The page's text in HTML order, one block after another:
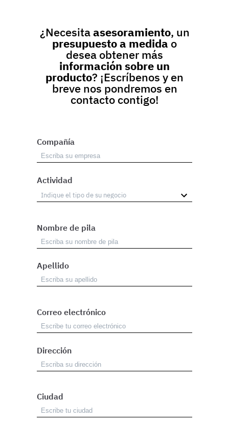
¿Necesitaasesoramiento, un
presupuesto a medida o
desea obtener más
información sobre un
producto? ¡Escríbenos y en
breve nos pondremos en
contacto contigo!
Compañía
Actividad
Nombre de pila
Apellido
Correo electrónico
Dirección
Ciudad